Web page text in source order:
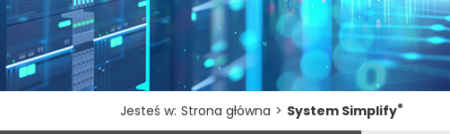
Jesteś w: Strona główna > System Simplify®